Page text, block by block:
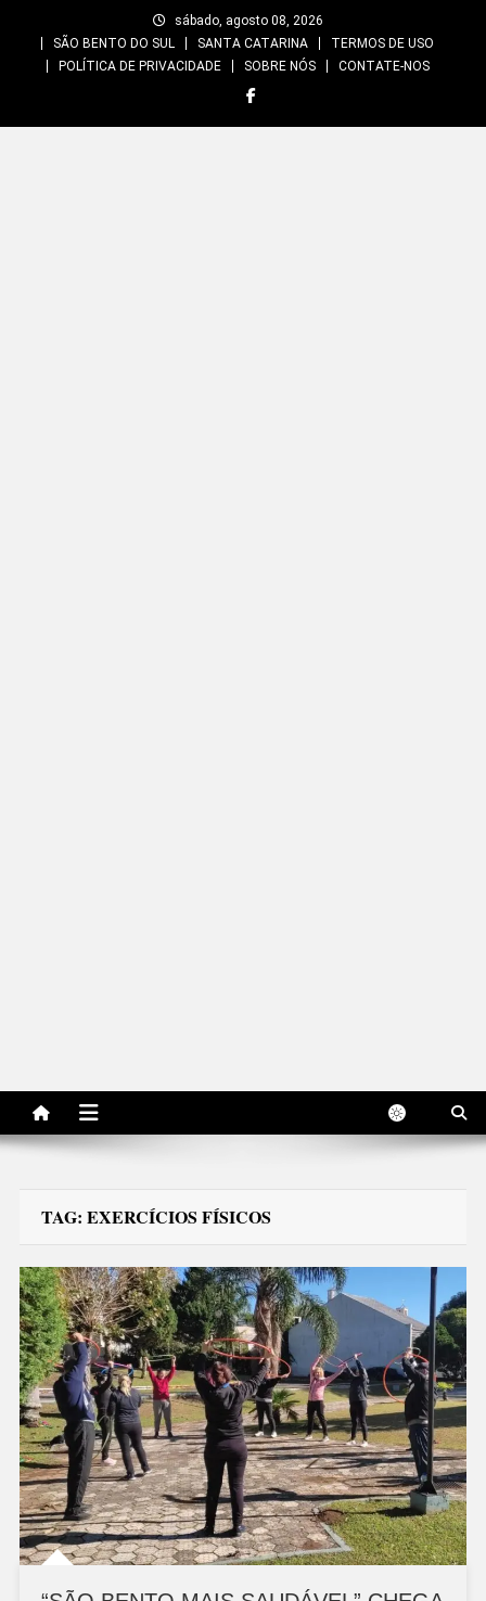
sábado, agosto 08, 2026
SÃO BENTO DO SUL
SANTA CATARINA
TERMOS DE USO
POLÍTICA DE PRIVACIDADE
SOBRE NÓS CONTATE-NOS
TAG: EXERCÍCIOS FÍSICOS